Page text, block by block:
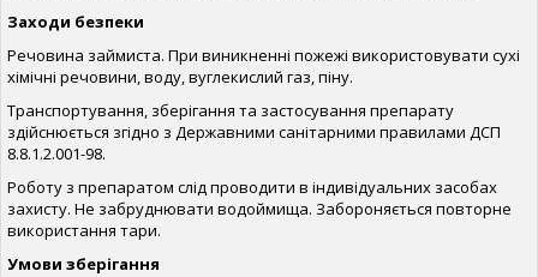
Заходи безпеки
Речовина займиста. При виникненні пожежі використовувати сухі
хімічні речовини, воду, вуглекислий газ, піну.
Транспортування, зберігання та застосування препарату
здійснюється згідно з Державними санітарними правилами ДСП
8.8.1.2.001-98.
Роботу з препаратом слід проводити в індивідуальних засобах
захисту. Не забруднювати водоймища. Забороняється повторне
використання тари.
Умови зберігання